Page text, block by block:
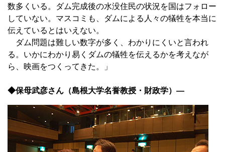
数多くいる。ダム完成後の水没住民の状況を国はフォロー
していない。マスコミも、ダムによる人々の犠牲を本当に
伝えているとはいえない。
ダム問題は難しい数字が多く、わかりにくいと言われ
る。いかにわかり易くダムの犠牲を伝えるかを考えなが
ら、映画をつくってきた。」
◆保母武彦さん（島根大学名誉教授・財政学）―